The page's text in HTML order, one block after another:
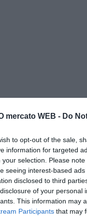
mercato WEB - Do
to opt-out of the sale,
information for targeted
your selection. Please
seeing interest-based
disclosed to third
of your personal
This information may
Participants that may